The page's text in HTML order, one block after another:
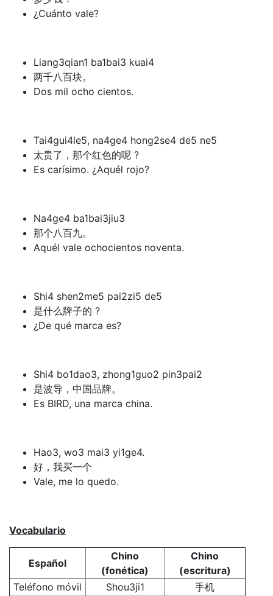
¿Cuánto vale?
Liang3qian1 ba1bai3 kuai4
两千八百块。
Dos mil ocho cientos.
Tai4gui4le5, na4ge4 hong2se4 de5 ne5
太贵了，那个红色的呢 ?
Es carísimo. ¿Aquél rojo?
Na4ge4 ba1bai3jiu3
那个八百九。
Aquél vale ochocientos noventa.
Shi4 shen2me5 pai2zi5 de5
是什么牌子的 ?
¿De qué marca es?
Shi4 bo1dao3, zhong1guo2 pin3pai2
是波导，中国品牌。
Es BIRD, una marca china.
Hao3, wo3 mai3 yi1ge4.
好，我买一个
Vale, me lo quedo.
Vocabulario
Español
Chino
(fonética)
Chino
(escritura)
Teléfono móvil
Shou3ji1
手机